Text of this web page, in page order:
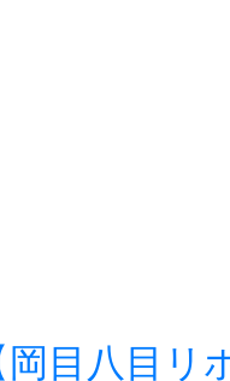
目八目リ